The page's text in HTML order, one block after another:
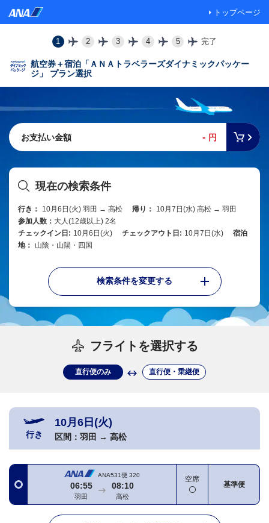
トップページ
1 2 3 4 5 完了
航空券＋宿泊「ＡＮＡトラベラーズダイナミックパッケー
ジ」 プラン選択
お支払い金額 - 円
現在の検索条件
行き： 10月6日(火) 羽田 → 高松 帰り：
10月7日(水) 高松 → 羽田
参加人数： 大人(12歳以上) 2名
チェックイン日: 10月6日(火) チェックアウト日: 10月7日(水)
宿泊
地：
山陰・山陽・四国
検索条件を変更する
フライトを選択する
直行便のみ 直行便・乗継便
行き
10月6日(火)
区間： 羽田 → 高松
ANA531便 320
06:55
羽田
08:10
高松
空席
基準便